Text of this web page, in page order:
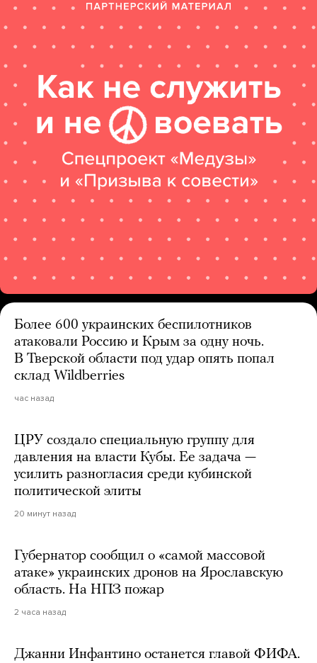
Более 600 украинских беспилотников
атаковали Россию и Крым за одну ночь.
В Тверской области под удар опять попал
склад Wildberries
час назад
ЦРУ создало специальную группу для
давления на власти Кубы. Ее задача —
усилить разногласия среди кубинской
политической элиты
20 минут назад
Губернатор сообщил о «самой массовой
атаке» украинских дронов на Ярославскую
область. На НПЗ пожар
2 часа назад
Джанни Инфантино останется главой ФИФА.